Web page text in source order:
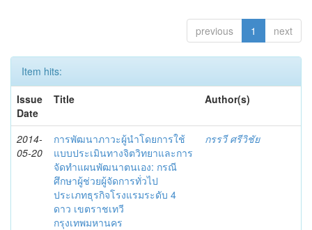
previous 1 next
Item hits:
Issue
Date
Title Author(s)
2014-
05-20
การพัฒนาภาวะผู้นำโดยการใช้
แบบประเมินทางจิตวิทยาและการ
จัดทำแผนพัฒนาตนเอง: กรณี
ศึกษาผู้ช่วยผู้จัดการทั่วไป
ประเภทธุรกิจโรงแรมระดับ 4
ดาว เขตราชเทวี
กรุงเทพมหานคร
กรรวี ศรีวิชัย